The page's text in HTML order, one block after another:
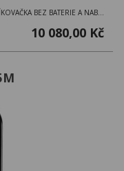
DCN930N DEWALT 18V AKU BEZUHLÍKOVÁ HŘEBÍKOVAČKA BEZ BATERIE A NABÍJEČKY
10 080,00 Kč